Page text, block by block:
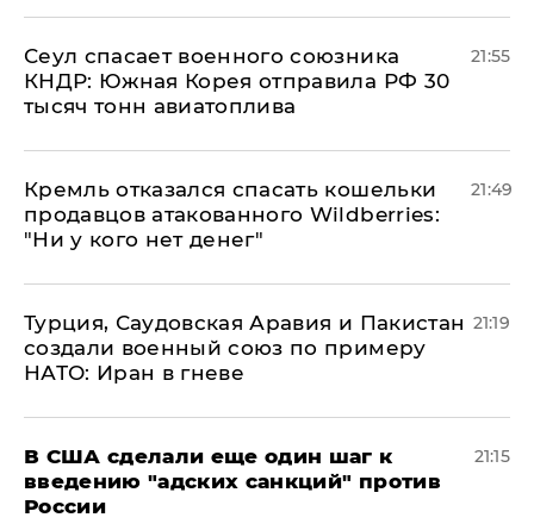
​Сеул спасает военного союзника
КНДР: Южная Корея отправила РФ 30
тысяч тонн авиатоплива
21:55
Кремль отказался спасать кошельки
продавцов атакованного Wildberries:
"Ни у кого нет денег"
21:49
Турция, Саудовская Аравия и Пакистан
создали военный союз по примеру
НАТО: Иран в гневе
21:19
В США сделали еще один шаг к
введению "адских санкций" против
России
21:15